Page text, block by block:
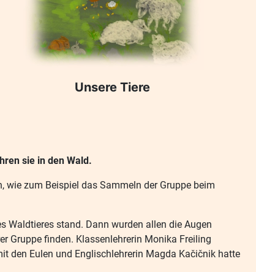
Unsere Tiere
sie in den Wald.
wie zum Beispiel das Sammeln der Gruppe beim
Waldtieres stand. Dann wurden allen die Augen
Gruppe finden. Klassenlehrerin Monika Freiling
den Eulen und Englischlehrerin Magda Kačičnik hatte